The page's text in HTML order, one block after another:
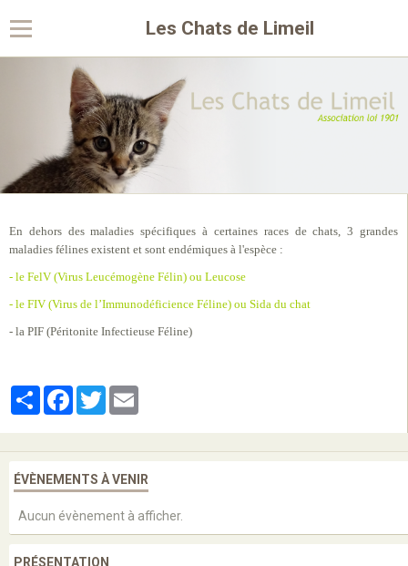
Les Chats de Limeil
En dehors des maladies spécifiques à certaines races de chats, 3 grandes
maladies félines existent et sont endémiques à l'espèce :
- le FelV (Virus Leucémogène Félin) ou Leucose
- le FIV (Virus de l’Immunodéficience Féline) ou Sida du chat
- la PIF (Péritonite Infectieuse Féline)
PartagerFacebook
Twitter
ÉVÈNEMENTS À VENIR
Aucun évènement à afficher.
PRÉSENTATION